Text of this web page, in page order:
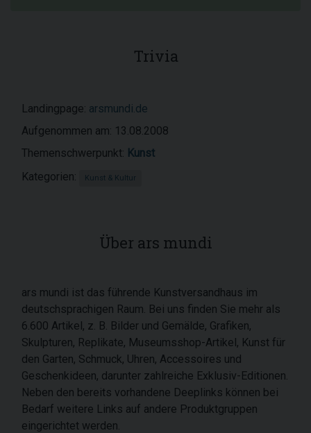
Trivia
Landingpage: arsmundi.de
Aufgenommen am: 13.08.2008
Themenschwerpunkt: Kunst
Kategorien:
Kunst & Kultur
Über ars mundi
ars mundi ist das führende Kunstversandhaus im
deutschsprachigen Raum. Bei uns finden Sie mehr als
6.600 Artikel, z. B. Bilder und Gemälde, Grafiken,
Skulpturen, Replikate, Museumsshop-Artikel, Kunst für
den Garten, Schmuck, Uhren, Accessoires und
Geschenkideen, darunter zahlreiche Exklusiv-Editionen.
Neben den bereits vorhandene Deeplinks können bei
Bedarf weitere Links auf andere Produktgruppen
eingerichtet werden.